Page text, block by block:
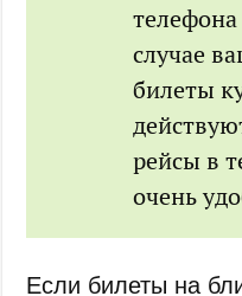
случае
билеты
рейсы в
очень
Если билеты на